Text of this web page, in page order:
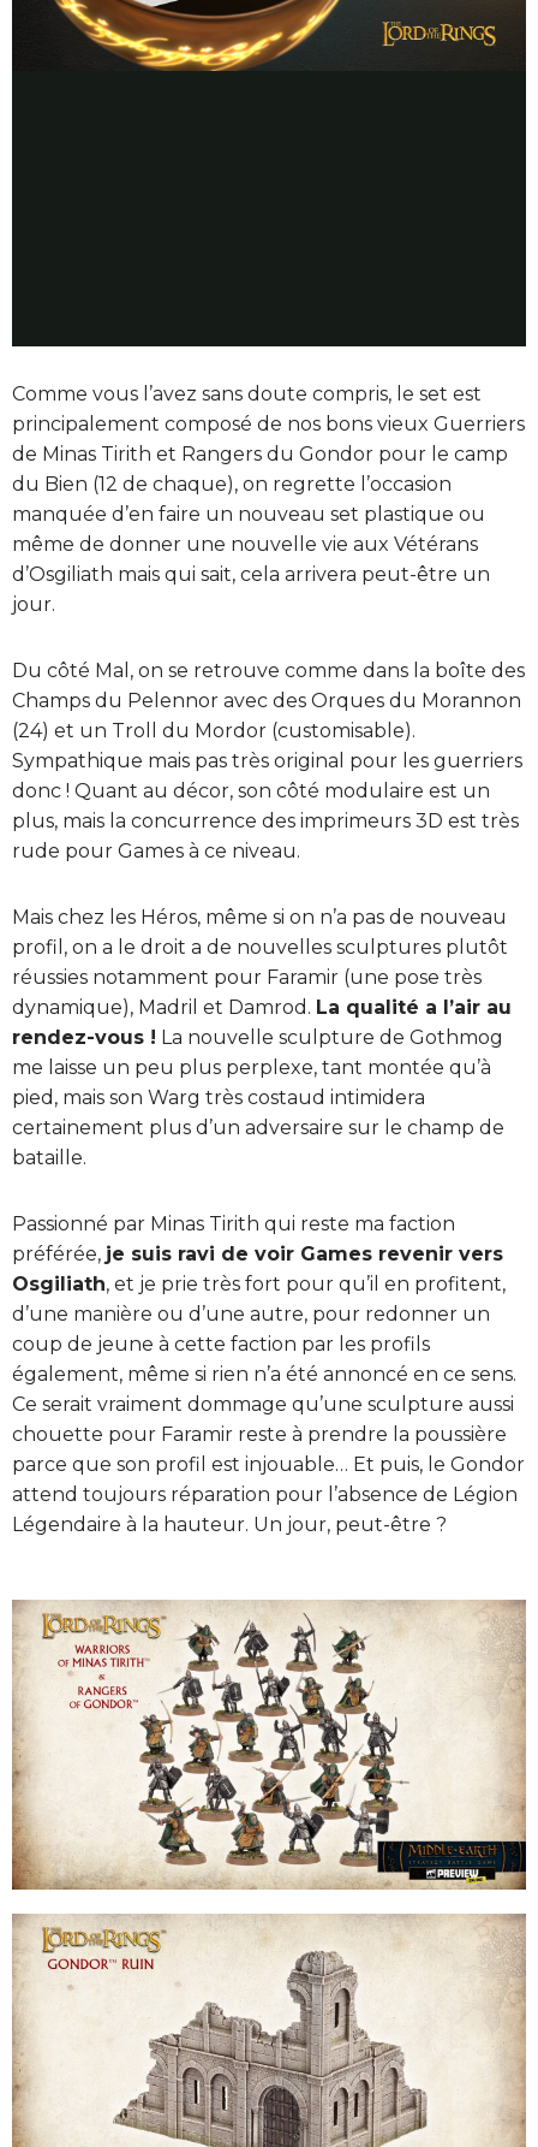
Comme vous l’avez sans doute compris, le set est
principalement composé de nos bons vieux Guerriers
de Minas Tirith et Rangers du Gondor pour le camp
du Bien (12 de chaque), on regrette l’occasion
manquée d’en faire un nouveau set plastique ou
même de donner une nouvelle vie aux Vétérans
d’Osgiliath mais qui sait, cela arrivera peut-être un
jour.
Du côté Mal, on se retrouve comme dans la boîte des
Champs du Pelennor avec des Orques du Morannon
(24) et un Troll du Mordor (customisable).
Sympathique mais pas très original pour les guerriers
donc ! Quant au décor, son côté modulaire est un
plus, mais la concurrence des imprimeurs 3D est très
rude pour Games à ce niveau.
Mais chez les Héros, même si on n’a pas de nouveau
profil, on a le droit a de nouvelles sculptures plutôt
réussies notamment pour Faramir (une pose très
dynamique), Madril et Damrod. La qualité a l’air au
rendez-vous ! La nouvelle sculpture de Gothmog
me laisse un peu plus perplexe, tant montée qu’à
pied, mais son Warg très costaud intimidera
certainement plus d’un adversaire sur le champ de
bataille.
Passionné par Minas Tirith qui reste ma faction
préférée, je suis ravi de voir Games revenir vers
Osgiliath, et je prie très fort pour qu’il en profitent,
d’une manière ou d’une autre, pour redonner un
coup de jeune à cette faction par les profils
également, même si rien n’a été annoncé en ce sens.
Ce serait vraiment dommage qu’une sculpture aussi
chouette pour Faramir reste à prendre la poussière
parce que son profil est injouable… Et puis, le Gondor
attend toujours réparation pour l’absence de Légion
Légendaire à la hauteur. Un jour, peut-être ?